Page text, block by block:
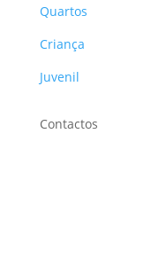
Quartos
Criança
Juvenil
Contactos